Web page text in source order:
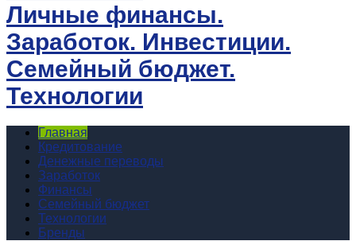
Личные финансы.
Заработок. Инвестиции.
Семейный бюджет.
Технологии
Главная
Кредитование
Денежные переводы
Заработок
Финансы
Семейный бюджет
Технологии
Бренды